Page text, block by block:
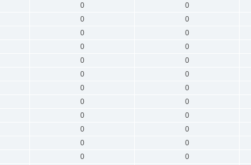
0 0
0 0
0 0
0 0
0 0
0 0
0 0
0 0
0 0
0 0
0 0
0 0